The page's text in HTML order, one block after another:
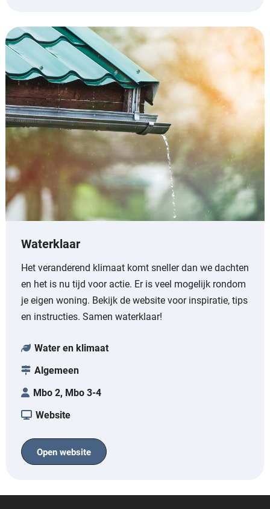
Waterklaar
Het veranderend klimaat komt sneller dan we dachten
en het is nu tijd voor actie. Er is veel mogelijk rondom
je eigen woning. Bekijk de website voor inspiratie, tips
en instructies. Samen waterklaar!
Water en klimaat
Algemeen
Mbo 2, Mbo 3-4
Website
Open website